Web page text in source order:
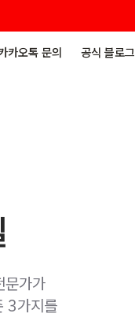
카오톡 문의 공식 블로그
가가
3가지를